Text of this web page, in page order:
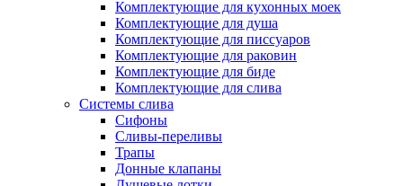
Комплектующие для кухонных моек
Комплектующие для душа
Комплектующие для писсуаров
Комплектующие для раковин
Комплектующие для биде
Комплектующие для слива
Системы слива
Сифоны
Сливы-переливы
Трапы
Донные клапаны